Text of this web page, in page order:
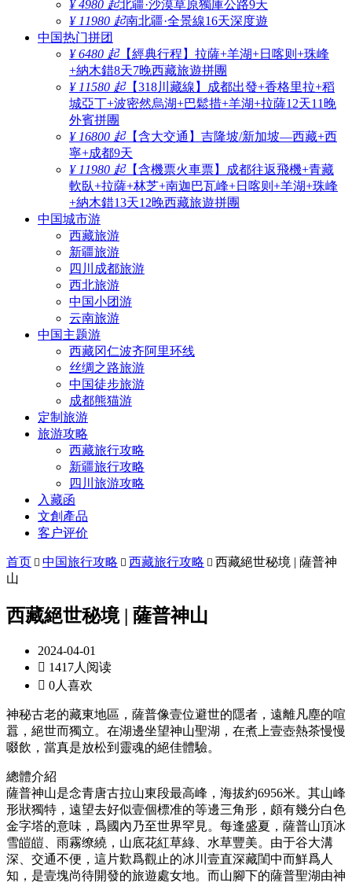
¥ 4980 起北疆·沙漠草原獨庫公路9天
¥ 11980 起南北疆·全景線16天深度遊
中国热门拼团
¥ 6480 起【經典行程】拉薩+羊湖+日喀则+珠峰
+納木錯8天7晚西藏旅遊拼團
¥ 11580 起【318川藏線】成都出發+香格里拉+稻
城亞丁+波密然烏湖+巴鬆措+羊湖+拉薩12天11晚
外賓拼團
¥ 16800 起【含大交通】吉隆坡/新加坡—西藏+西
寧+成都9天
¥ 11980 起【含機票火車票】成都往返飛機+青藏
軟臥+拉薩+林芝+南迦巴瓦峰+日喀则+羊湖+珠峰
+納木錯13天12晚西藏旅遊拼團
中国城市游
西藏旅游
新疆旅游
四川成都旅游
西北旅游
中国小团游
云南旅游
中国主题游
西藏冈仁波齐阿里环线
丝绸之路旅游
中国徒步旅游
成都熊猫游
定制旅游
旅游攻略
西藏旅行攻略
新疆旅行攻略
四川旅游攻略
入藏函
文創產品
客户评价
首页  中国旅行攻略  西藏旅行攻略  西藏絕世秘境 | 薩普神
山
西藏絕世秘境 | 薩普神山
2024-04-01
 1417人阅读
 0人喜欢
神秘古老的藏東地區，薩普像壹位避世的隱者，遠離凡塵的喧
囂，絕世而獨立。在湖邊坐望神山聖湖，在煮上壹壺熱茶慢慢
啜飲，當真是放松到靈魂的絕佳體驗。
總體介紹
薩普神山是念青唐古拉山東段最高峰，海拔約6956米。其山峰
形狀獨特，遠望去好似壹個標准的等邊三角形，頗有幾分白色
金字塔的意味，爲國內乃至世界罕見。每逢盛夏，薩普山頂冰
雪皚皚、雨霧缭繞，山底花紅草綠、水草豐美。由于谷大溝
深、交通不便，這片歎爲觀止的冰川壹直深藏閨中而鮮爲人
知，是壹塊尚待開發的旅遊處女地。而山腳下的薩普聖湖由神